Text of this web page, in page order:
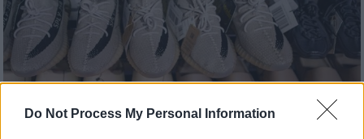
Do Not Process My Personal Information